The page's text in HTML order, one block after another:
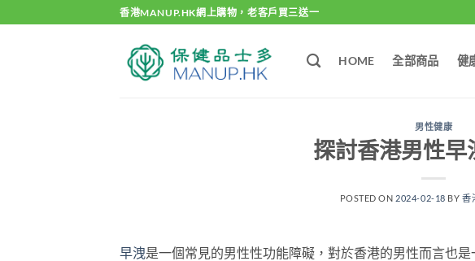
to
香港MANUP.HK網上購物，老客戶買三送一
HOME 全部商品 健
男性健康
探討香港男性早
POSTED ON 2024-02-18 BY香
早洩是一個常見的男性性功能障礙，對於香港的男性而言也